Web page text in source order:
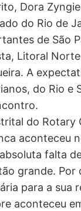
Dora
do Rio de
de São
Litoral
A
do Rio e
do Rotary
aconteceu
falta
grande. Por
para a sua
aconteceu